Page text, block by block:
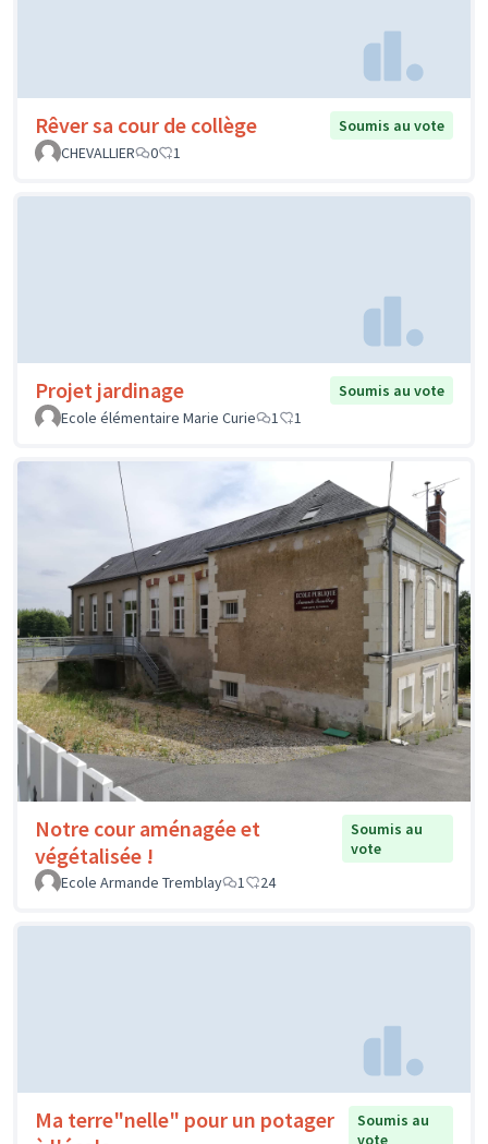
Rêver sa cour de collège
Soumis au vote
CHEVALLIER
0 1
Projet jardinage
Soumis au vote
Ecole élémentaire Marie Curie
1 1
Notre cour aménagée et
végétalisée !
Soumis au
vote
Ecole Armande Tremblay
1 24
Ma terre"nelle" pour un potager
Soumis au